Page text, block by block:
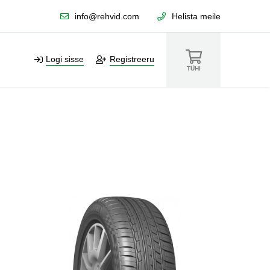
info@rehvid.com Helista meile
Logi sisse Registreeru
TÜHI